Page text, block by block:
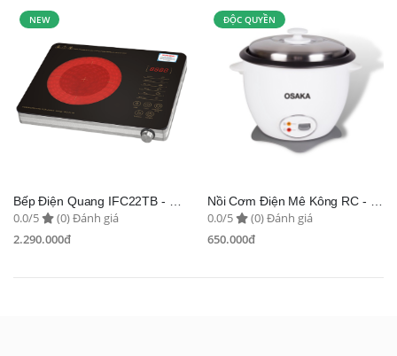
NEW
0.0/5
(0) Đánh giá
2.290.000đ
ĐỘC QUYỀN
0.0/5
(0) Đánh giá
650.000đ